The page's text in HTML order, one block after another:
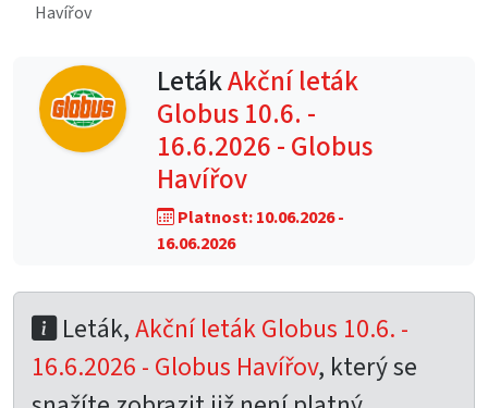
Havířov
LetákAkční leták
Globus 10.6. -
16.6.2026 - Globus
Havířov
Platnost: 10.06.2026 -
16.06.2026
Leták,Akční leták Globus 10.6. -
16.6.2026 - Globus Havířov, který se